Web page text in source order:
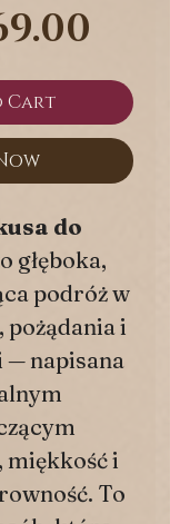
Cart
do
głęboka,
podróż w
i
— napisana
miękkość i
To